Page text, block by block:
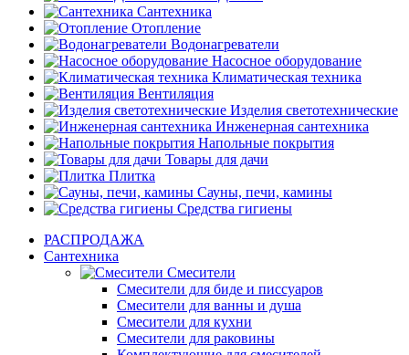
Сантехника
Отопление
Водонагреватели
Насосное оборудование
Климатическая техника
Вентиляция
Изделия светотехнические
Инженерная сантехника
Напольные покрытия
Товары для дачи
Плитка
Сауны, печи, камины
Средства гигиены
РАСПРОДАЖА
Сантехника
Смесители
Смесители для биде и писсуаров
Смесители для ванны и душа
Смесители для кухни
Смесители для раковины